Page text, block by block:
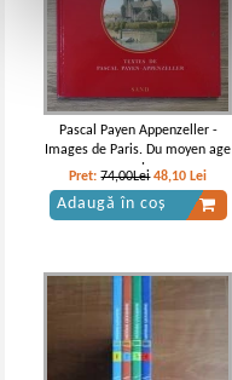
Pascal Payen Appenzeller -
Images de Paris. Du moyen age
a nos jours
Pret:74,00Lei 48,10 Lei
Adaugă în coș